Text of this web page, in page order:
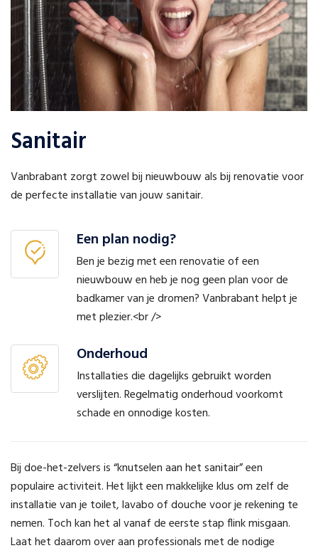
Sanitair
Vanbrabant zorgt zowel bij nieuwbouw als bij renovatie voor
de perfecte installatie van jouw sanitair.
Een plan nodig?
Ben je bezig met een renovatie of een
nieuwbouw en heb je nog geen plan voor de
badkamer van je dromen? Vanbrabant helpt je
met plezier.<br />
Onderhoud
Installaties die dagelijks gebruikt worden
verslijten. Regelmatig onderhoud voorkomt
schade en onnodige kosten.
Bij doe-het-zelvers is “knutselen aan het sanitair” een
populaire activiteit. Het lijkt een makkelijke klus om zelf de
installatie van je toilet, lavabo of douche voor je rekening te
nemen. Toch kan het al vanaf de eerste stap flink misgaan.
Laat het daarom over aan professionals met de nodige